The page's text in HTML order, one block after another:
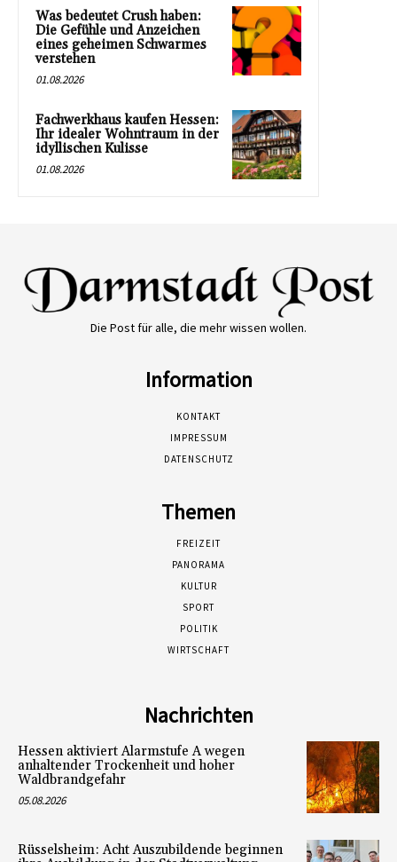
Was bedeutet Crush haben:
Die Gefühle und Anzeichen
eines geheimen Schwarmes
verstehen
01.08.2026
Fachwerkhaus kaufen Hessen:
Ihr idealer Wohntraum in der
idyllischen Kulisse
01.08.2026
Die Post für alle, die mehr wissen wollen.
Information
KONTAKT
IMPRESSUM
DATENSCHUTZ
Themen
FREIZEIT
PANORAMA
KULTUR
SPORT
POLITIK
WIRTSCHAFT
Nachrichten
Hessen aktiviert Alarmstufe A wegen
anhaltender Trockenheit und hoher
Waldbrandgefahr
05.08.2026
Rüsselsheim: Acht Auszubildende beginnen